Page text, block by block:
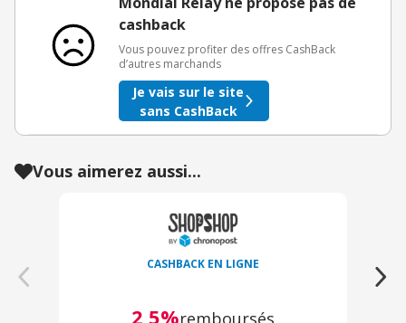
cashback
Vous pouvez profiter des offres CashBack
d’autres marchands
Je vais sur le site
sans CashBack
Vous aimerez aussi...
CASHBACK EN LIGNE
2,5%remboursés